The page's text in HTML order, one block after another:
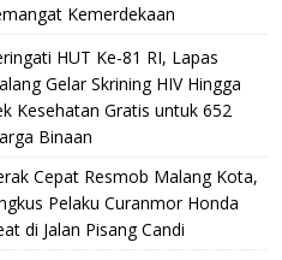
Kemerdekaan
HUT Ke-81 RI, Lapas
Gelar Skrining HIV Hingga
Kesehatan Gratis untuk 652
Binaan
Cepat Resmob Malang Kota,
Pelaku Curanmor Honda
di Jalan Pisang Candi